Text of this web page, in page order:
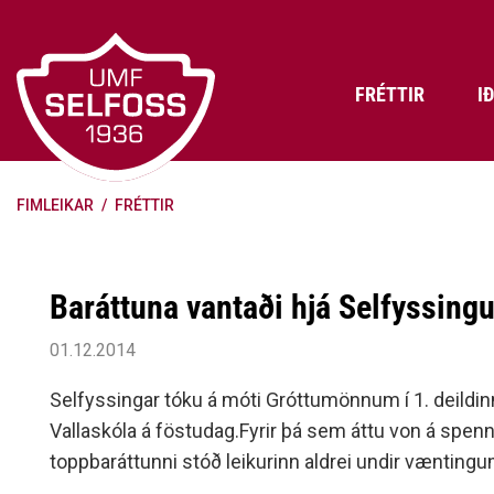
efni
FRÉTTIR
Æfingagjöld
Frádráttarbærir styrkir til
Selfoss
Jafnréttisáætlun Umf. Selfoss
Persónuverndarstefna Umf.
Selfoss
Reglugerð um fjáraflanir
FIMLEIKAR / FRÉTTIR
Baráttuna vantaði hjá
01.12.2014
Selfyssingar tóku á móti Gróttumönnum í 1.
Vallaskóla á föstudag.Fyrir þá sem áttu von á
toppbaráttunni stóð leikurinn aldrei undir